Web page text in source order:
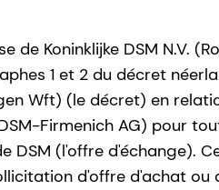
de Koninklijke DSM N.V.
1 et 2 du décret
Wft) (le décret) en
Firmenich AG) pour
DSM (l'offre d'échange).
d'offre d'achat ou